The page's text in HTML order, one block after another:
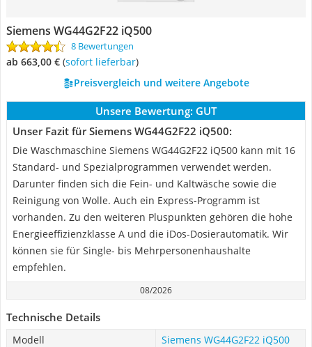
Siemens WG44G2F22 iQ500
8 Bewertungen
ab 663,00 € ( Sofort lieferbar)
Preisvergleich und weitere Angebote
Unsere Bewertung: GUT
Unser Fazit für Siemens WG44G2F22 iQ500:
Die Waschmaschine Siemens WG44G2F22 iQ500 kann mit 16
Standard- und Spezialprogrammen verwendet werden.
Darunter finden sich die Fein- und Kaltwäsche sowie die
Reinigung von Wolle. Auch ein Express-Programm ist
vorhanden. Zu den weiteren Pluspunkten gehören die hohe
Energieeffizienzklasse A und die iDos-Dosierautomatik. Wir
können sie für Single- bis Mehrpersonenhaushalte
empfehlen.
08/2026
Technische Details
Modell
Siemens WG44G2F22 iQ500